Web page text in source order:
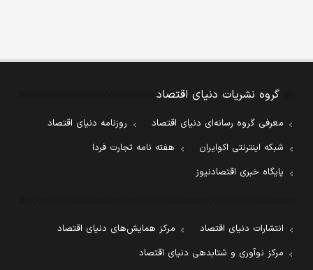
گروه نشریات دنیای اقتصاد
معرفی گروه رسانه‌ای دنیای اقتصاد
روزنامه دنیای اقتصاد
شبکه اینترنتی اکوایران
هفته نامه تجارت فردا
پایگاه خبری اقتصادنیوز
انتشارات دنیای اقتصاد
مرکز همایش‌های دنیای اقتصاد
مرکز نوآوری و شتابدهی دنیای اقتصاد